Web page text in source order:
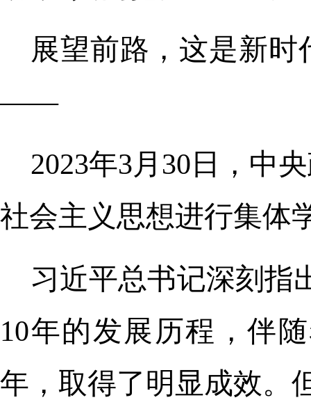
展望前路，这是新
——
2023年3月30日，中
社会主义思想进行集体
习近平总书记深刻指
10年的发展历程，伴
年，取得了明显成效。